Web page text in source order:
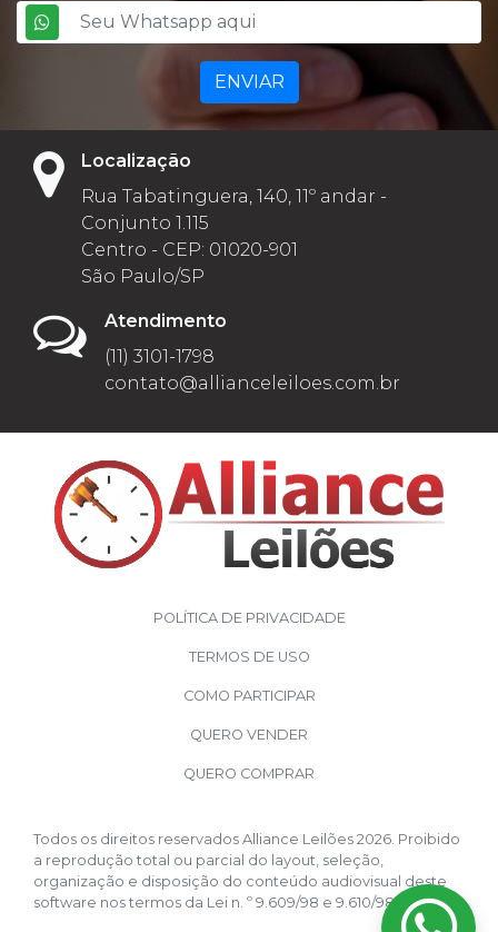
ENVIAR
Localização
Rua Tabatinguera, 140, 11º andar -
Conjunto 1.115
Centro - CEP: 01020-901
São Paulo/SP
Atendimento
(11) 3101-1798
contato@allianceleiloes.com.br
POLÍTICA DE PRIVACIDADE
TERMOS DE USO
COMO PARTICIPAR
QUERO VENDER
QUERO COMPRAR
Todos os direitos reservados Alliance Leilões 2026. Proibido
a reprodução total ou parcial do layout, seleção,
organização e disposição do conteúdo audiovisual deste
software nos termos da Lei n. º 9.609/98 e 9.610/98.